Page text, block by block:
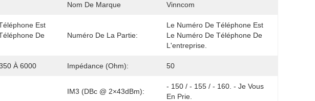
Nom De Marque Vinncom
Est
De
Numéro De La Partie:
Le Numéro De Téléphone Est
Le Numéro De Téléphone De
L'entreprise.
À 6000 Impédance (Ohm): 50
IM3 (dBc @ 2×43dBm):
- 150 / - 155 / - 160. - Je Vous
En Prie.